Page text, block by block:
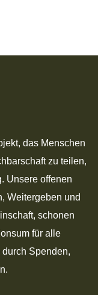
das Menschen
zu teilen,
Unsere offenen
Weitergeben und
schonen
für alle
Spenden,